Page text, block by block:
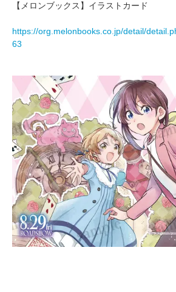
【メロンブックス】イラストカード
https://org.melonbooks.co.jp/detail/
63